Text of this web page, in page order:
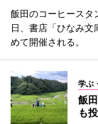
飯田のコーヒースタ
日、書店「ひなみ
めて開催される。
学ぶ
飯
も